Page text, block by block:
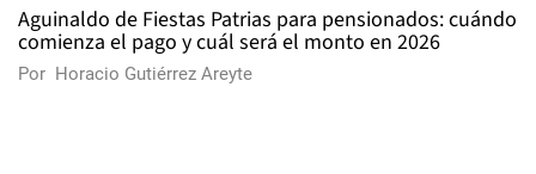
Aguinaldo de Fiestas Patrias para pensionados: cuándo
comienza el pago y cuál será el monto en 2026
Por Horacio Gutiérrez Areyte